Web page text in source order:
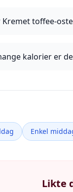
Kremet toffee-
kalorier er
Enkel
Likte